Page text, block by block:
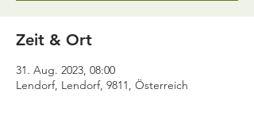
Zeit & Ort
31. Aug. 2023, 08:00
Lendorf, Lendorf, 9811, Österreich